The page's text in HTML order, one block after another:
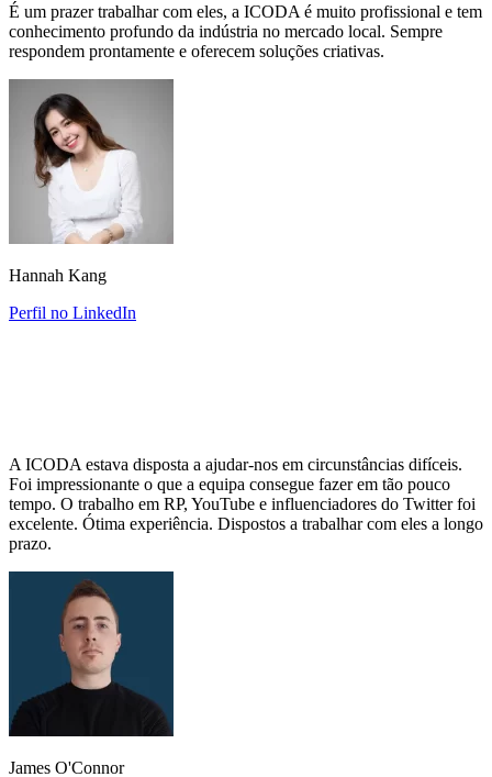
É um prazer trabalhar com eles, a ICODA é muito profissional e tem
conhecimento profundo da indústria no mercado local. Sempre
respondem prontamente e oferecem soluções criativas.
Hannah Kang
Perfil no LinkedIn
A ICODA estava disposta a ajudar-nos em circunstâncias difíceis.
Foi impressionante o que a equipa consegue fazer em tão pouco
tempo. O trabalho em RP, YouTube e influenciadores do Twitter foi
excelente. Ótima experiência. Dispostos a trabalhar com eles a longo
prazo.
James O'Connor